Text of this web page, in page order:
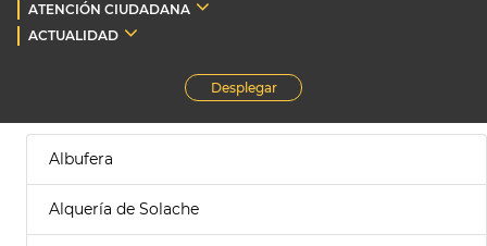
ATENCIÓN CIUDADANA
ACTUALIDAD
Desplegar
Albufera
Alquería de Solache